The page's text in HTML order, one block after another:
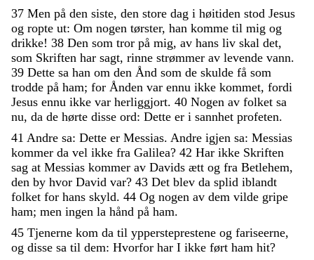
37 Men på den siste, den store dag i høitiden stod Jesus
og ropte ut: Om nogen tørster, han komme til mig og
drikke! 38 Den som tror på mig, av hans liv skal det,
som Skriften har sagt, rinne strømmer av levende vann.
39 Dette sa han om den Ånd som de skulde få som
trodde på ham; for Ånden var ennu ikke kommet, fordi
Jesus ennu ikke var herliggjort. 40 Nogen av folket sa
nu, da de hørte disse ord: Dette er i sannhet profeten.
41 Andre sa: Dette er Messias. Andre igjen sa: Messias
kommer da vel ikke fra Galilea? 42 Har ikke Skriften
sag at Messias kommer av Davids ætt og fra Betlehem,
den by hvor David var? 43 Det blev da splid iblandt
folket for hans skyld. 44 Og nogen av dem vilde gripe
ham; men ingen la hånd på ham.
45 Tjenerne kom da til yppersteprestene og fariseerne,
og disse sa til dem: Hvorfor har I ikke ført ham hit?